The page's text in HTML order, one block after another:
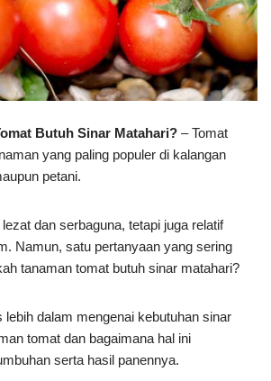
Butuh Sinar Matahari? – Tomat
yang paling populer di kalangan
petani.
dan serbaguna, tetapi juga relatif
Namun, satu pertanyaan yang sering
tanaman tomat butuh sinar matahari?
lebih dalam mengenai kebutuhan sinar
tomat dan bagaimana hal ini
serta hasil panennya.